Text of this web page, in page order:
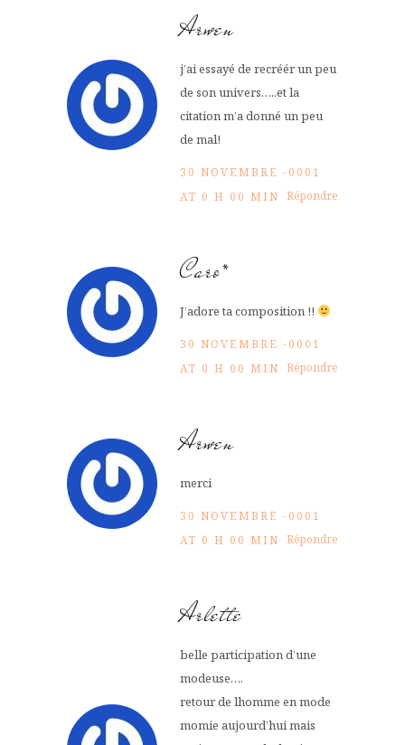
Arwen
j’ai essayé de recréér un peu
de son univers…..et la
citation m’a donné un peu
de mal!
30 NOVEMBRE -0001
AT 0 H 00 MIN Répondre
Caro*
J’adore ta composition !!
30 NOVEMBRE -0001
AT 0 H 00 MIN Répondre
Arwen
merci
30 NOVEMBRE -0001
AT 0 H 00 MIN Répondre
Arlette
belle participation d’une
modeuse….
retour de lhomme en mode
momie aujourd’hui mais